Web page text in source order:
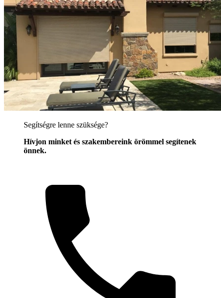
Segítségre lenne szüksége?
Hívjon minket és szakembereink örömmel segítenek
önnek.